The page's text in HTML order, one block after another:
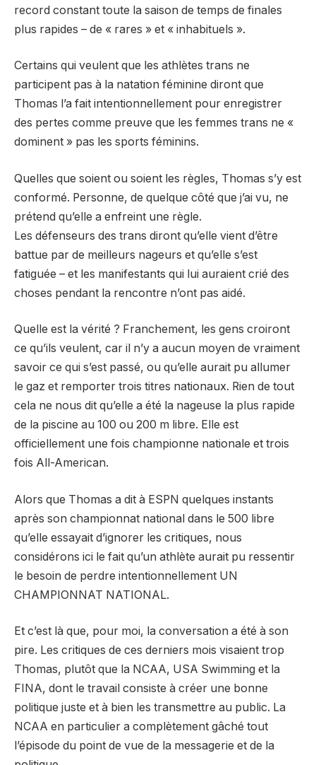
record constant toute la saison de temps de finales
plus rapides – de « rares » et « inhabituels ».
Certains qui veulent que les athlètes trans ne
participent pas à la natation féminine diront que
Thomas l’a fait intentionnellement pour enregistrer
des pertes comme preuve que les femmes trans ne «
dominent » pas les sports féminins.
Quelles que soient ou soient les règles, Thomas s’y est
conformé. Personne, de quelque côté que j’ai vu, ne
prétend qu’elle a enfreint une règle.
Les défenseurs des trans diront qu’elle vient d’être
battue par de meilleurs nageurs et qu’elle s’est
fatiguée – et les manifestants qui lui auraient crié des
choses pendant la rencontre n’ont pas aidé.
Quelle est la vérité ? Franchement, les gens croiront
ce qu’ils veulent, car il n’y a aucun moyen de vraiment
savoir ce qui s’est passé, ou qu’elle aurait pu allumer
le gaz et remporter trois titres nationaux. Rien de tout
cela ne nous dit qu’elle a été la nageuse la plus rapide
de la piscine au 100 ou 200 m libre. Elle est
officiellement une fois championne nationale et trois
fois All-American.
Alors que Thomas a dit à ESPN quelques instants
après son championnat national dans le 500 libre
qu’elle essayait d’ignorer les critiques, nous
considérons ici le fait qu’un athlète aurait pu ressentir
le besoin de perdre intentionnellement UN
CHAMPIONNAT NATIONAL.
Et c’est là que, pour moi, la conversation a été à son
pire. Les critiques de ces derniers mois visaient trop
Thomas, plutôt que la NCAA, USA Swimming et la
FINA, dont le travail consiste à créer une bonne
politique juste et à bien les transmettre au public. La
NCAA en particulier a complètement gâché tout
l’épisode du point de vue de la messagerie et de la